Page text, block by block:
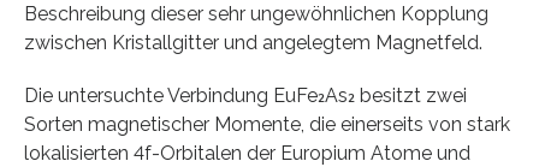
Beschreibung dieser sehr ungewöhnlichen Kopplung
zwischen Kristallgitter und angelegtem Magnetfeld.
Die untersuchte Verbindung EuFe₂As₂ besitzt zwei
Sorten magnetischer Momente, die einerseits von stark
lokalisierten 4f-Orbitalen der Europium Atome und